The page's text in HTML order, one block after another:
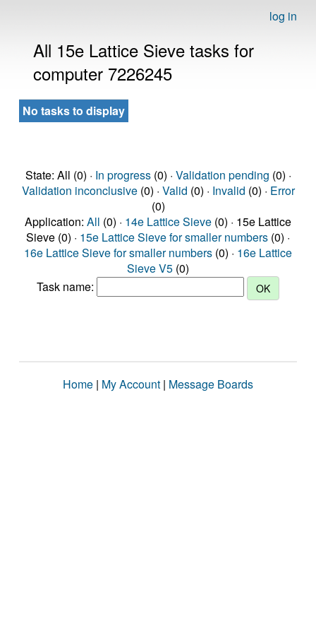
log in
All 15e Lattice Sieve tasks for
computer 7226245
No tasks to display
State: All (0) · In progress(0) · Validation pending (0) ·
Validation inconclusive(0) · Valid (0) · Invalid (0) · Error
(0)
Application: All (0) · 14e Lattice Sieve (0) · 15e Lattice
Sieve (0) · 15e Lattice Sieve for smaller numbers (0) ·
16e Lattice Sieve for smaller numbers (0) · 16e Lattice
Sieve V5 (0)
Task name:
Home | My Account | Message Boards